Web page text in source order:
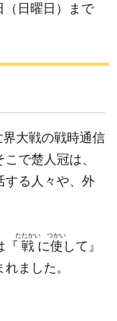
（日曜日）まで
大戦の戦時通信
で楚人冠は、
する人々や、外
『 戦
たたかい
に使
つかい
して』
ました。